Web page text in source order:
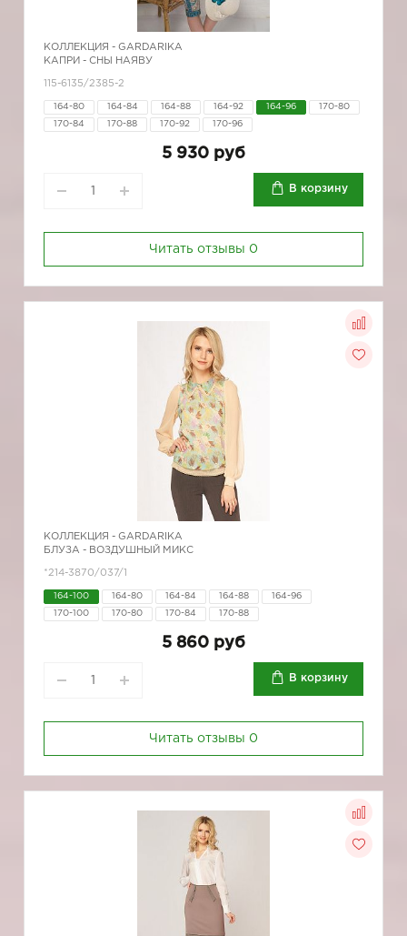
КОЛЛЕКЦИЯ - GARDARIKA
КАПРИ - СНЫ НАЯВУ
115-6135/2385-2
164-80 164-84 164-88 164-92 164-96 170-80
170-84 170-88 170-92 170-96
5 930 руб
В корзину
Читать отзывы 0
КОЛЛЕКЦИЯ - GARDARIKA
БЛУЗА - ВОЗДУШНЫЙ МИКС
*214-3870/037/1
164-100 164-80 164-84 164-88 164-96
170-100 170-80 170-84 170-88
5 860 руб
В корзину
Читать отзывы 0